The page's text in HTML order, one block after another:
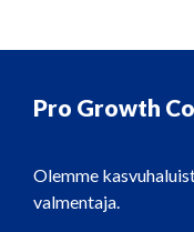
Pro Growth
Olemme
valmentaja.